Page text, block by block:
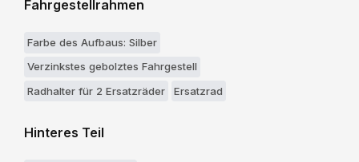
Fahrgestellrahmen
Farbe des Aufbaus: Silber
Verzinkstes gebolztes Fahrgestell
Radhalter für 2 Ersatzräder
Ersatzrad
Hinteres Teil